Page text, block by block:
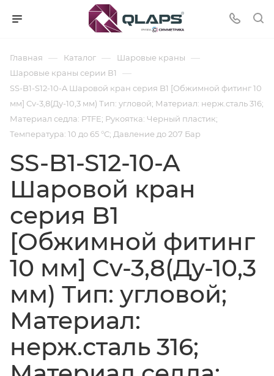
Главная — Каталог — Шаровые краны —
Шаровые краны серии В1 —
SS-B1-S12-10-A Шаровой кран серия B1 [Обжимной фитинг 10
мм] Cv-3,8(Ду-10,3 мм) Тип: угловой; Материал: нерж.сталь 316;
Материал седла: PTFE; Рукоятка: Черный пластик;
Температура: 10 до 65 °C; Давление до 207 Бар
SS-B1-S12-10-A
Шаровой кран
серия B1
[Обжимной фитинг
10 мм] Cv-3,8(Ду-10,3
мм) Тип: угловой;
Материал:
нерж.сталь 316;